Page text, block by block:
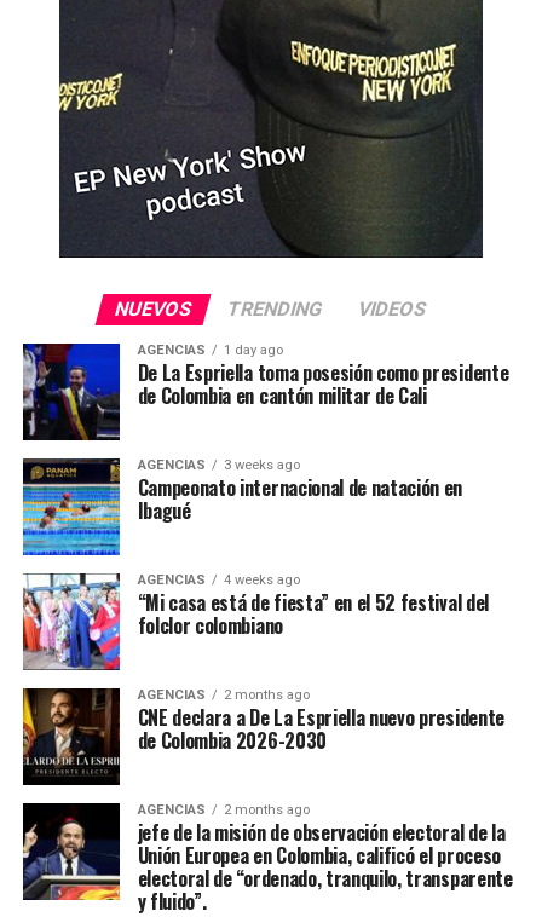
NUEVOS TRENDING VIDEOS
AGENCIAS 1 day ago
De La Espriella toma posesión como presidente
de Colombia en cantón militar de Cali
AGENCIAS 3 weeks ago
Campeonato internacional de natación en
Ibagué
AGENCIAS 4 weeks ago
“Mi casa está de fiesta” en el 52 festival del
folclor colombiano
AGENCIAS 2 months ago
CNE declara a De La Espriella nuevo presidente
de Colombia 2026-2030
AGENCIAS 2 months ago
jefe de la misión de observación electoral de la
Unión Europea en Colombia, calificó el proceso
electoral de “ordenado, tranquilo, transparente
y fluido”.